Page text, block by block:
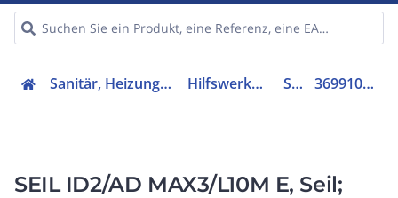
Sanitär, Heizung, Klima Hilfswerkzeuge Seil 3699100033
SEIL ID2/AD MAX3/L10M E, Seil;